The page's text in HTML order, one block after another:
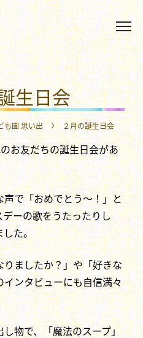
生日会
も園 思い出 ２月の誕生日会
お友だちの誕生日会があ
で「おめでとう～！」と
ーの歌をうたったりし
した。
ましたか？」や「好きな
ンタビューにも自信満々
物で、「魔法のスープ」